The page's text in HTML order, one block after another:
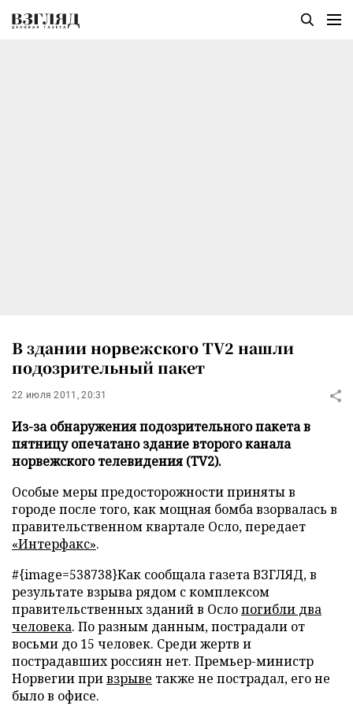
В здании норвежского TV2 нашли
подозрительный пакет
22 июля 2011, 20:31
Из-за обнаружения подозрительного пакета в
пятницу опечатано здание второго канала
норвежского телевидения (TV2).
Особые меры предосторожности приняты в
городе после того, как мощная бомба взорвалась в
правительственном квартале Осло, передает
«Интерфакс».
#{image=538738}Как сообщала газета ВЗГЛЯД, в
результате взрыва рядом с комплексом
правительственных зданий в Ослопогибли два
человека. По разным данным, пострадали от
восьми до 15 человек. Среди жертв и
пострадавших россиян нет. Премьер-министр
Норвегии привзрыве также не пострадал, его не
было в офисе.